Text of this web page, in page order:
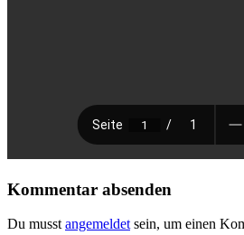
Kommentar absenden
Du musst angemeldet sein, um einen